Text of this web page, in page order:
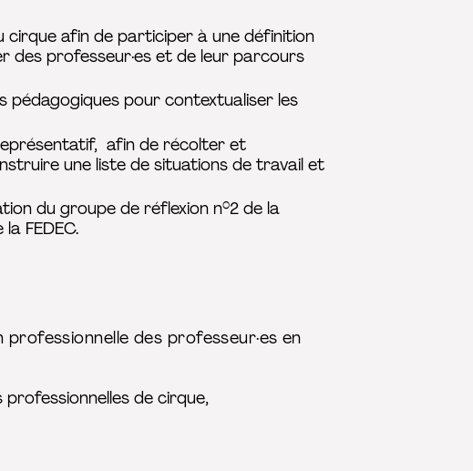
cirque afin de participer à une définition
des professeur·es et de leur parcours
pédagogiques pour contextualiser les
afin de récolter et
une liste de situations de travail et
du groupe de réflexion n°2 de la
FEDEC.
des professeur·es en
de cirque,